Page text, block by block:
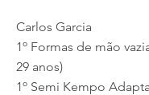
Carlos Garcia
1º Formas de mão
29 anos)
1º Semi Kempo